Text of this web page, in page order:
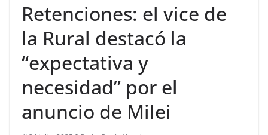
Retenciones: el vice de
la Rural destacó la
“expectativa y
necesidad” por el
anuncio de Milei